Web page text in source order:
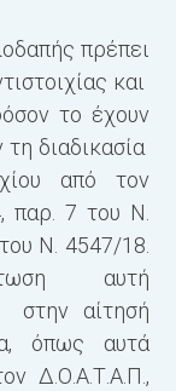
πρέπει
και
το έχουν
διαδικασία
από τον
παρ. 7 του Ν.
Ν. 4547/18.
αυτή
στην αίτησή
όπως αυτά
Δ.Ο.Α.Τ.Α.Π.,